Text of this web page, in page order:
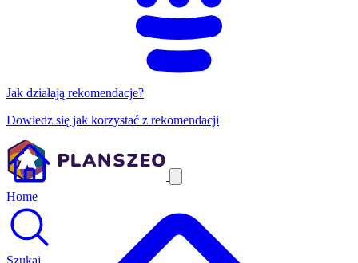
Jak działają rekomendacje?
Dowiedz się jak korzystać z rekomendacji
Home
Szukaj